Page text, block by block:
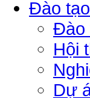
Đào
Đào
Hội
Dự